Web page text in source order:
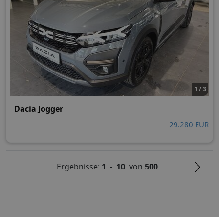
1 / 3
Dacia Jogger
29.280 EUR
Ergebnisse: 1 - 10 von500